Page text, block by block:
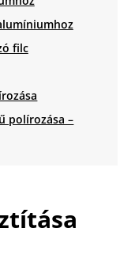
filc
polírozása –